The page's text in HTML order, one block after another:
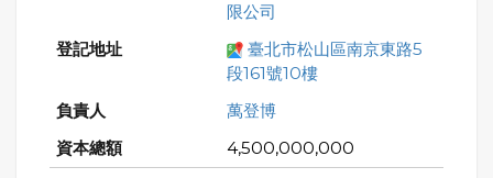
限公司
臺北市松山區南京東路5
段161號10樓
萬登博
4,500,000,000